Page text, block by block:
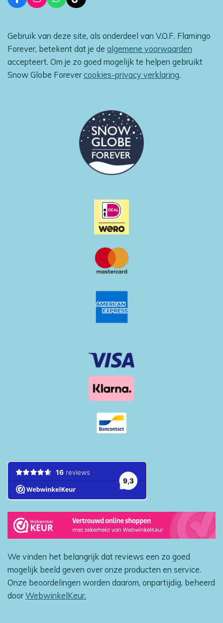
a
b
o
k
n
a
g
r
a
m
h
s
A
p
i
o
k
Gebruik van deze site, als onderdeel van V.O.F. Flamingo
Forever, betekent dat je de algemene voorwaarden
accepteert. Om je zo goed mogelijk te helpen gebruikt
Snow Globe Forevercookies-privacy verklaring.
We vinden het belangrijk dat reviews een zo goed
mogelijk beeld geven over onze producten en service.
Onze beoordelingen worden daarom, onpartijdig, beheerd
doorWebwinkelKeur.